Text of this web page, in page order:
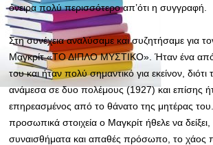
όνειρα πολύ περισσότερο απ’ότι η συγγραφή.
Στη συνέχεια αναλύσαμε και συζητήσαμε για
Μαγκρίτ «ΤΟ ΔΙΠΛΟ ΜΥΣΤΙΚΟ». Ήταν ένα
του και ήταν πολύ σημαντικό για εκείνον,
ανάμεσα σε δυο πολέμους (1927) και επίσης
επηρεασμένος από το θάνατο της μητέρας
προσωπικά στοιχεία ο Μαγκρίτ ήθελε να
συναισθήματα και απαθές πρόσωπο, το χάος